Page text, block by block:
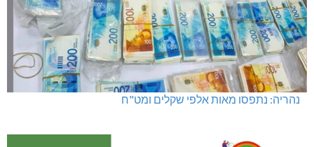
נהריה: נתפסו מאות אלפי שקלים ומט"ח